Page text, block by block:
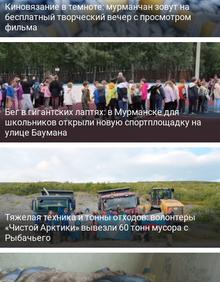
Киновязание в темноте: мурманчан зовут на
бесплатный творческий вечер с просмотром
фильма
Бег в гигантских лаптях: в Мурманске для
школьников открыли новую спортплощадку на
улице Баумана
Тяжелая техника и тонны отходов: волонтеры
«Чистой Арктики» вывезли 60 тонн мусора с
Рыбачьего